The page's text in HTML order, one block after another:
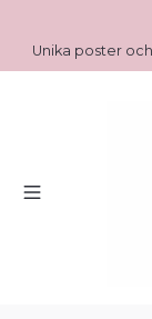
Unika poster